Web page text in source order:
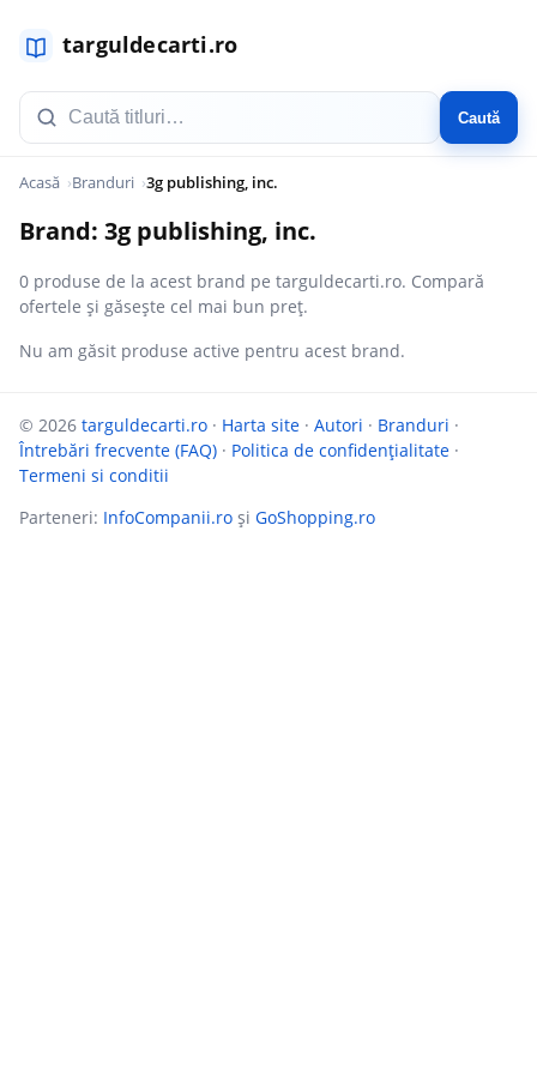
Caută
Acasă Branduri 3g publishing, inc.
Brand: 3g publishing, inc.
0 produse de la acest brand pe targuldecarti.ro. Compară
ofertele și găsește cel mai bun preț.
Nu am găsit produse active pentru acest brand.
© 2026 targuldecarti.ro · Harta site · Autori · Branduri ·
Întrebări frecvente (FAQ) · Politica de confidențialitate ·
Termeni si conditii
Parteneri: InfoCompanii.ro și GoShopping.ro